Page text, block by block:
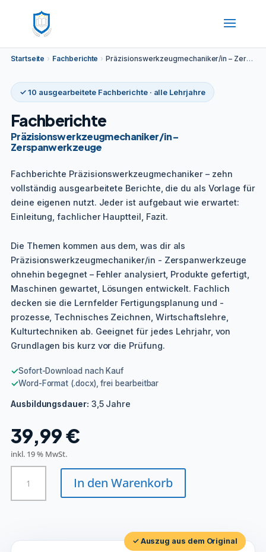
Startseite › Fachberichte › Präzisionswerkzeugmechaniker/in – Zerspanwerkzeuge
✓ 10 ausgearbeitete Fachberichte · alle Lehrjahre
Fachberichte
Präzisionswerkzeugmechaniker/in –
Zerspanwerkzeuge
Fachberichte Präzisionswerkzeugmechaniker – zehn
vollständig ausgearbeitete Berichte, die du als Vorlage für
deine eigenen nutzt. Jeder ist aufgebaut wie erwartet:
Einleitung, fachlicher Hauptteil, Fazit.
Die Themen kommen aus dem, was dir als
Präzisionswerkzeugmechaniker/in - Zerspanwerkzeuge
ohnehin begegnet – Fehler analysiert, Produkte gefertigt,
Maschinen gewartet, Lösungen entwickelt. Fachlich
decken sie die Lernfelder Fertigungsplanung und -
prozesse, Technisches Zeichnen, Wirtschaftslehre,
Kulturtechniken ab. Geeignet für jedes Lehrjahr, von
Grundlagen bis kurz vor die Prüfung.
✓Sofort-Download nach Kauf
✓Word-Format (.docx), frei bearbeitbar
Ausbildungsdauer: 3,5 Jahre
39,99€
inkl. 19 % MwSt.
Präzisionswerkzeugmechaniker/in
Zerspanwerkzeuge
In den Warenkorb
✓ Auszug aus dem Original